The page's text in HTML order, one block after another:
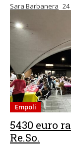
Sara Barbanera
Empoli
5430 euro
Re.So.